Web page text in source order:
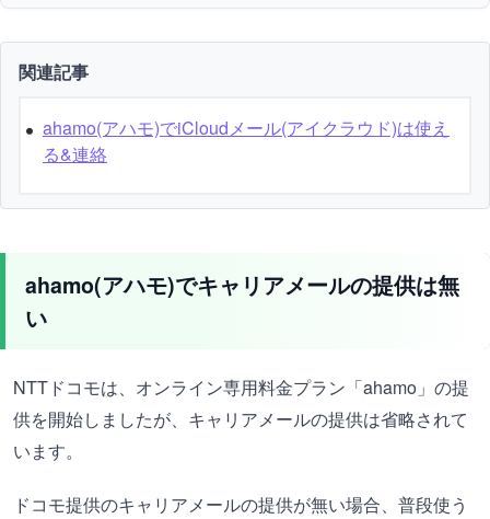
関連記事
ahamo(アハモ)でiCloudメール(アイクラウド)は使え
る&連絡
ahamo(アハモ)でキャリアメールの提供は無
い
NTTドコモは、オンライン専用料金プラン「ahamo」の提
供を開始しましたが、キャリアメールの提供は省略されて
います。
ドコモ提供のキャリアメールの提供が無い場合、普段使う